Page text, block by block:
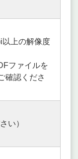
以上の解像度
ファイルを
確認くださ
い）